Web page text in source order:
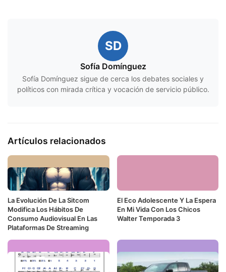
SD
Sofía Domínguez
Sofía Domínguez sigue de cerca los debates sociales y
políticos con mirada crítica y vocación de servicio público.
Artículos relacionados
La Evolución De La Sitcom
Modifica Los Hábitos De
Consumo Audiovisual En Las
Plataformas De Streaming
El Eco Adolescente Y La Espera
En Mi Vida Con Los Chicos
Walter Temporada 3